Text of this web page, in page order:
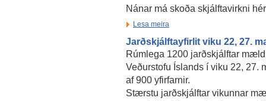
Nánar má skoða skjálftavirkni
Lesa meira
Jarðskjálftayfirlit viku 22, 27.
Rúmlega 1200 jarðskjálftar
Veðurstofu Íslands í viku 22, 27.
af 900 yfirfarnir.
Stærstu jarðskjálftar vikunnar